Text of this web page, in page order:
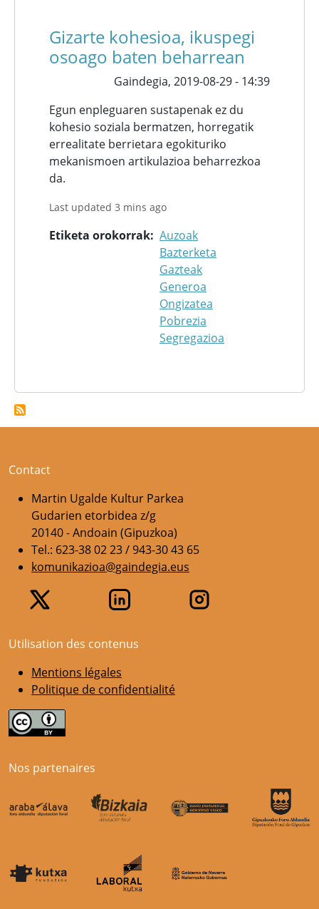
Gizarte kohesioa, ikuspegi
osoago baten beharrean
Gaindegia, 2019-08-29 - 14:39
Egun enpleguaren sustapenak ez du
kohesio soziala bermatzen, horregatik
errealitate berrietara egokituriko
mekanismoen artikulazioa beharrezkoa
da.
Last updated 3 mins ago
Etiketa orokorrak Auzoak
Bazterketa
Gazteak
Generoa
Ongizatea
Pobrezia
Segregazioa
Contact
Martin Ugalde Kultur Parkea
Gudarien etorbidea z/g
20140 - Andoain (Gipuzkoa)
Tel.: 623-38 02 23 / 943-30 43 65
komunikazioa@gaindegia.eus
Utilisation des contenus
Mentions légales
Politique de confidentialité
Nos partenaires